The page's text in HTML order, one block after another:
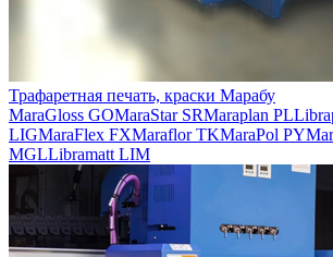
Трафаретная печать, краски Марабу
MaraGloss GOMaraStar SRMaraplan PL
LIGMaraFlex FXMaraflor TKMaraPol PY
MGLLibramatt LIM